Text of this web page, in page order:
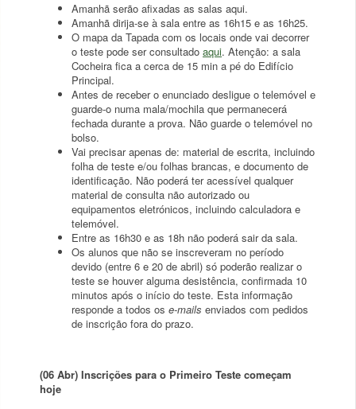
Amanhã serão afixadas as salas aqui.
Amanhã dirija-se à sala entre as 16h15 e as 16h25.
O mapa da Tapada com os locais onde vai decorrer
o teste pode ser consultado aqui. Atenção: a sala
Cocheira fica a cerca de 15 min a pé do Edifício
Principal.
Antes de receber o enunciado desligue o telemóvel e
guarde-o numa mala/mochila que permanecerá
fechada durante a prova. Não guarde o telemóvel no
bolso.
Vai precisar apenas de: material de escrita, incluindo
folha de teste e/ou folhas brancas, e documento de
identificação. Não poderá ter acessível qualquer
material de consulta não autorizado ou
equipamentos eletrónicos, incluindo calculadora e
telemóvel.
Entre as 16h30 e as 18h não poderá sair da sala.
Os alunos que não se inscreveram no período
devido (entre 6 e 20 de abril) só poderão realizar o
teste se houver alguma desistência, confirmada 10
minutos após o início do teste. Esta informação
responde a todos os e-mails enviados com pedidos
de inscrição fora do prazo.
(06 Abr) Inscrições para o Primeiro Teste começam
hoje